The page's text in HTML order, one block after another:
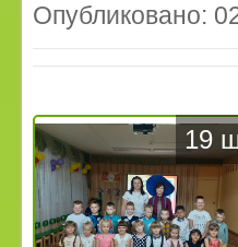
Опубликовано:
19